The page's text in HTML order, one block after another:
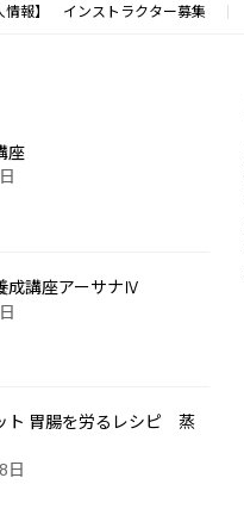
情報】 インストラクター募集
座
成講座アーサナⅣ
ト 胃腸を労るレシピ 蒸
日